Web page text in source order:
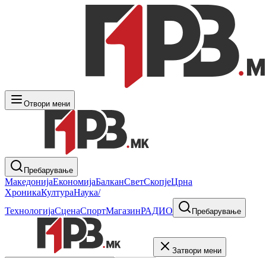
Отвори мени
Пребарување
МакедонијаЕкономијаБалканСветСкопјеЦрна
ХроникаКултураНаука/
ТехнологијаСценаСпортМагазинРАДИО Пребарување
Затвори мени